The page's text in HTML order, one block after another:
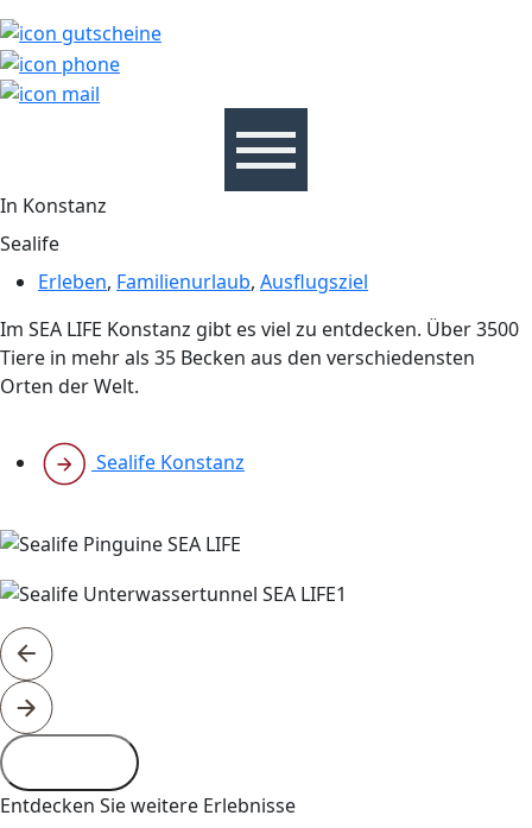
In Konstanz
Sealife
Erleben, Familienurlaub, Ausflugsziel
Im SEA LIFE Konstanz gibt es viel zu entdecken. Über 3500
Tiere in mehr als 35 Becken aus den verschiedensten
Orten der Welt.
Sealife Konstanz
Entdecken Sie weitere Erlebnisse